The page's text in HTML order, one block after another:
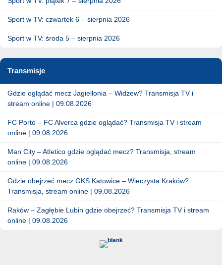
Sport w TV: czwartek 6 – sierpnia 2026
Sport w TV: środa 5 – sierpnia 2026
Transmisje
Gdzie oglądać mecz Jagiellonia – Widzew? Transmisja TV i
stream online | 09.08.2026
FC Porto – FC Alverca gdzie oglądać? Transmisja TV i stream
online | 09.08.2026
Man City – Atletico gdzie oglądać mecz? Transmisja, stream
online | 09.08.2026
Gdzie obejrzeć mecz GKS Katowice – Wieczysta Kraków?
Transmisja, stream online | 09.08.2026
Raków – Zagłębie Lubin gdzie obejrzeć? Transmisja TV i stream
online | 09.08.2026